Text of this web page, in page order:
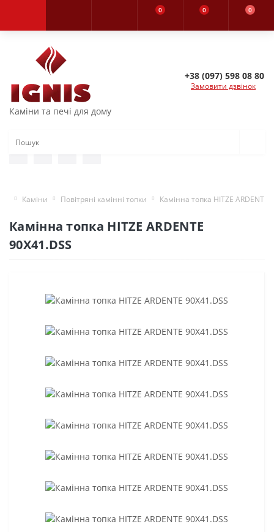
0 0 0
Каміни та печі для дому
+38 (097) 598 08 80
Замовити дзвінок
Каміни Повітряні камінні топки Камінна топка HITZE ARDENTE
Камінна топка HITZE ARDENTE
90X41.DSS